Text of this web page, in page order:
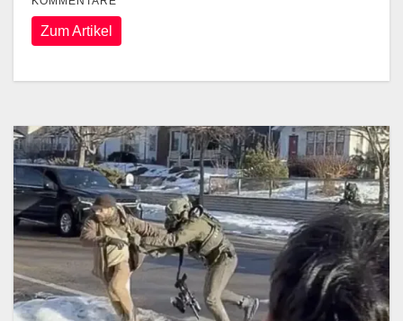
Zum Artikel